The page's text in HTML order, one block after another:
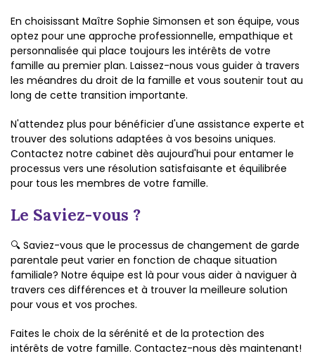
En choisissant Maître Sophie Simonsen et son équipe, vous
optez pour une approche professionnelle, empathique et
personnalisée qui place toujours les intérêts de votre
famille au premier plan. Laissez-nous vous guider à travers
les méandres du droit de la famille et vous soutenir tout au
long de cette transition importante.
N'attendez plus pour bénéficier d'une assistance experte et
trouver des solutions adaptées à vos besoins uniques.
Contactez notre cabinet dès aujourd'hui pour entamer le
processus vers une résolution satisfaisante et équilibrée
pour tous les membres de votre famille.
Le Saviez-vous ?
🔍 Saviez-vous que le processus de changement de garde
parentale peut varier en fonction de chaque situation
familiale? Notre équipe est là pour vous aider à naviguer à
travers ces différences et à trouver la meilleure solution
pour vous et vos proches.
Faites le choix de la sérénité et de la protection des
intérêts de votre famille. Contactez-nous dès maintenant!